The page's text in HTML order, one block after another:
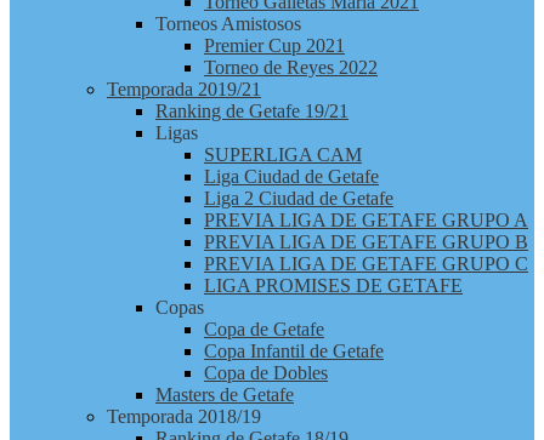
Torneos Amistosos
Premier Cup 2021
Torneo de Reyes 2022
Temporada 2019/21
Ranking de Getafe 19/21
Ligas
SUPERLIGA CAM
Liga Ciudad de Getafe
Liga 2 Ciudad de Getafe
PREVIA LIGA DE GETAFE GRUPO A
PREVIA LIGA DE GETAFE GRUPO B
PREVIA LIGA DE GETAFE GRUPO C
LIGA PROMISES DE GETAFE
Copas
Copa de Getafe
Copa Infantil de Getafe
Copa de Dobles
Masters de Getafe
Temporada 2018/19